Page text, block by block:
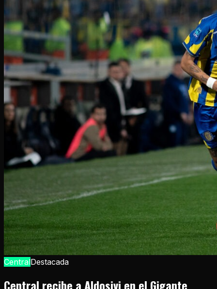
CentralDestacada
Central recibe a Aldosivi en el Gigante